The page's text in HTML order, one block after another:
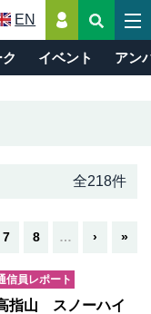
EN
イベント アン
全218件
7 8 … › »
信員レポート
指山 スノーハイ